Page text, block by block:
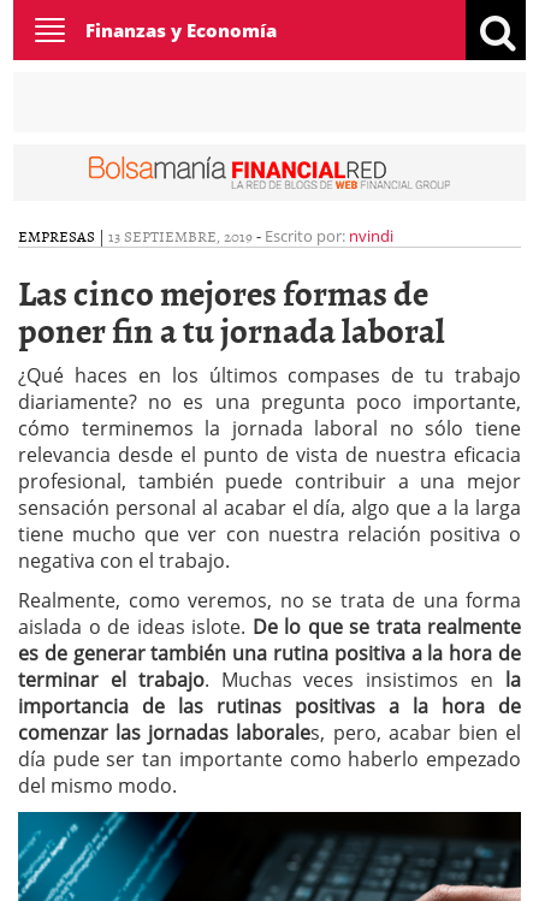
Toggle
navigation
Finanzas y Economía
EMPRESAS | 13 SEPTIEMBRE, 2019- Escrito por: nvindi
Las cinco mejores formas de
poner fin a tu jornada laboral
¿Qué haces en los últimos compases de tu trabajo
diariamente? no es una pregunta poco importante,
cómo terminemos la jornada laboral no sólo tiene
relevancia desde el punto de vista de nuestra eficacia
profesional, también puede contribuir a una mejor
sensación personal al acabar el día, algo que a la larga
tiene mucho que ver con nuestra relación positiva o
negativa con el trabajo.
Realmente, como veremos, no se trata de una forma
aislada o de ideas islote. De lo que se trata realmente
es de generar también una rutina positiva a la hora de
terminar el trabajo. Muchas veces insistimos en la
importancia de las rutinas positivas a la hora de
comenzar las jornadas laborales, pero, acabar bien el
día pude ser tan importante como haberlo empezado
del mismo modo.